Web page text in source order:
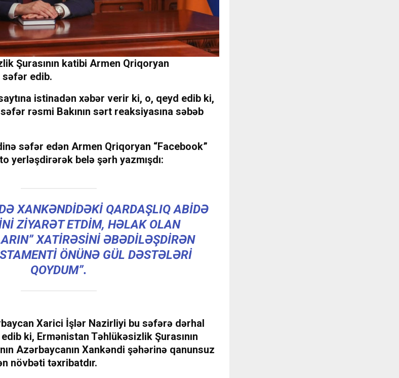
Şurasının katibi Armen Qriqoryan
səfər edib.
istinadən xəbər verir ki, o, qeyd edib ki,
rəsmi Bakının sərt reaksiyasına səbəb
səfər edən Armen Qriqoryan “Facebook”
yerləşdirərək belə şərh yazmışdı:
XANKƏNDIDƏKI QARDAŞLIQ ABIDƏ
ZIYARƏT ETDIM, HƏLAK OLAN
XATIRƏSINI ƏBƏDILƏŞDIRƏN
ÖNÜNƏ GÜL DƏSTƏLƏRI
QOYDUM”.
Xarici İşlər Nazirliyi bu səfərə dərhal
ki, Ermənistan Təhlükəsizlik Şurasının
Azərbaycanın Xankəndi şəhərinə qanunsuz
növbəti təxribatdır.